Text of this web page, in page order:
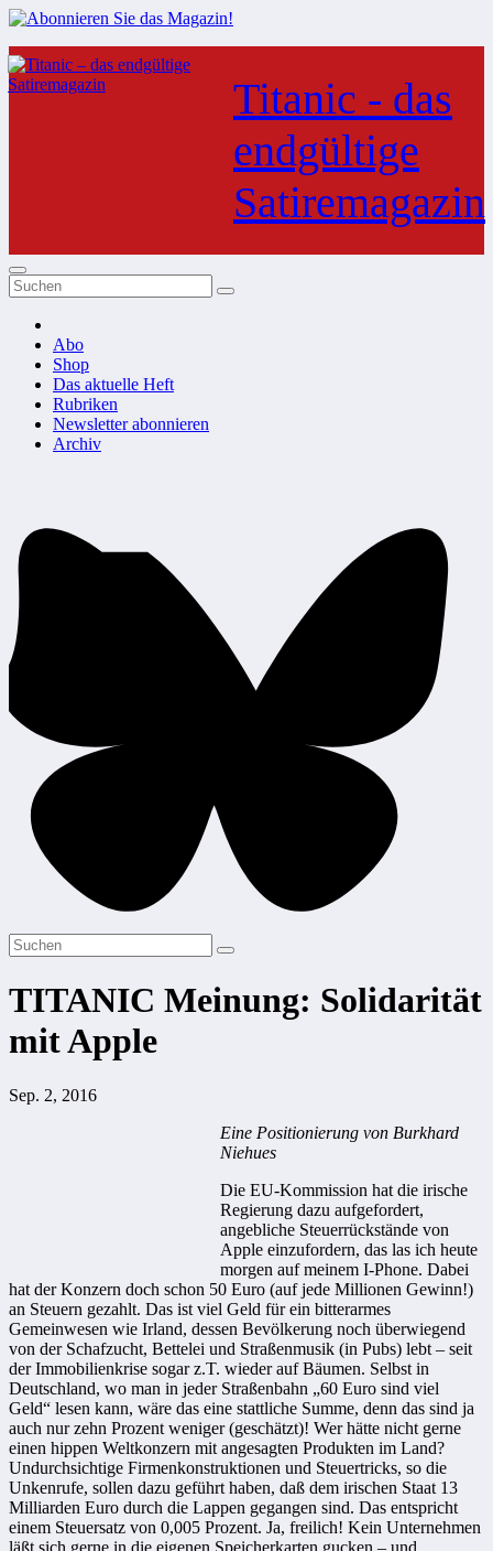
Zum
Inhalt
springen
Titanic - das
endgültige
Satiremagazin
Abo
Shop
Das aktuelle Heft
Rubriken
Newsletter abonnieren
Archiv
TITANIC Meinung: Solidarität
mit Apple
Sep. 2, 2016
Eine Positionierung von Burkhard
Niehues
Die EU-Kommission hat die irische
Regierung dazu aufgefordert,
angebliche Steuerrückstände von
Apple einzufordern, das las ich heute
morgen auf meinem I-Phone. Dabei
hat der Konzern doch schon 50 Euro (auf jede Millionen Gewinn!)
an Steuern gezahlt. Das ist viel Geld für ein bitterarmes
Gemeinwesen wie Irland, dessen Bevölkerung noch überwiegend
von der Schafzucht, Bettelei und Straßenmusik (in Pubs) lebt – seit
der Immobilienkrise sogar z.T. wieder auf Bäumen. Selbst in
Deutschland, wo man in jeder Straßenbahn „60 Euro sind viel
Geld“ lesen kann, wäre das eine stattliche Summe, denn das sind ja
auch nur zehn Prozent weniger (geschätzt)! Wer hätte nicht gerne
einen hippen Weltkonzern mit angesagten Produkten im Land?
Undurchsichtige Firmenkonstruktionen und Steuertricks, so die
Unkenrufe, sollen dazu geführt haben, daß dem irischen Staat 13
Milliarden Euro durch die Lappen gegangen sind. Das entspricht
einem Steuersatz von 0,005 Prozent. Ja, freilich! Kein Unternehmen
läßt sich gerne in die eigenen Speicherkarten gucken – und